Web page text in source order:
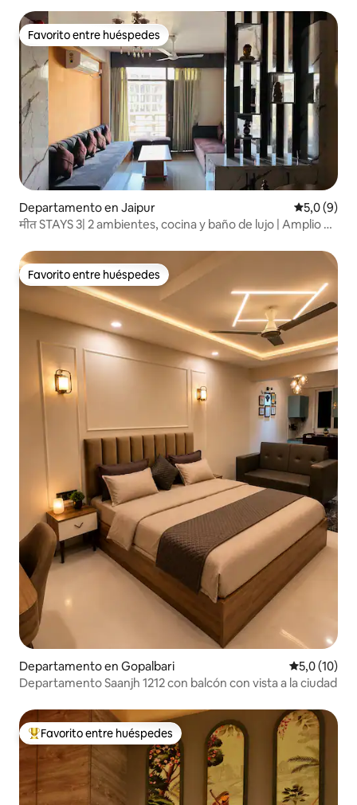
Favorito entre huéspedes
Favorito entre huéspedes
Departamento en Jaipur
5,0 (9)
मीत STAYS 3| 2 ambientes, cocina y baño de lujo | Amplio y
Favorito entre huéspedes
Favorito entre huéspedes
Departamento en Gopalbari Calificación
5,0 (10)
Departamento Saanjh 1212 con balcón con vista a la ciudad
Favorito entre los huéspedes más destacados
Favorito entre huéspedes